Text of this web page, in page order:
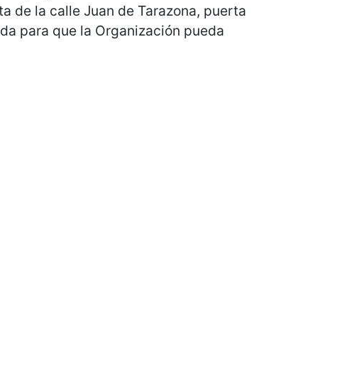
de la calle Juan de Tarazona, puerta
para que la Organización pueda